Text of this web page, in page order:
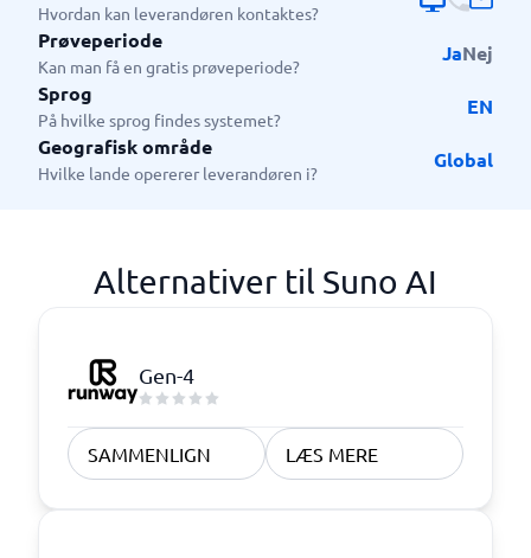
eller stemningsfyldte kompositioner hurtigt.
Hvordan kan leverandøren kontaktes?
Prøveperiode
Kan man få en gratis prøveperiode?
JaNej
Sprog
På hvilke sprog findes systemet?
EN
Geografisk område
Hvilke lande opererer leverandøren i?
Global
Alternativer til Suno AI
Gen-4
SAMMENLIGN LÆS MERE